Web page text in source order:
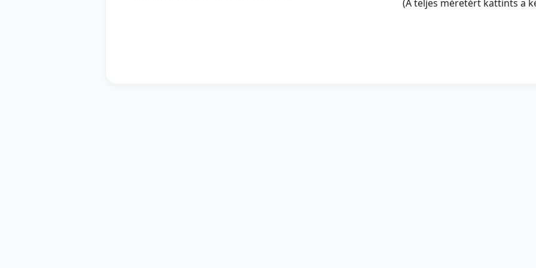
(A teljes méretért kattints a